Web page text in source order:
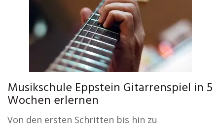
Musikschule Eppstein Gitarrenspiel in 5
Wochen erlernen
Von den ersten Schritten bis hin zu